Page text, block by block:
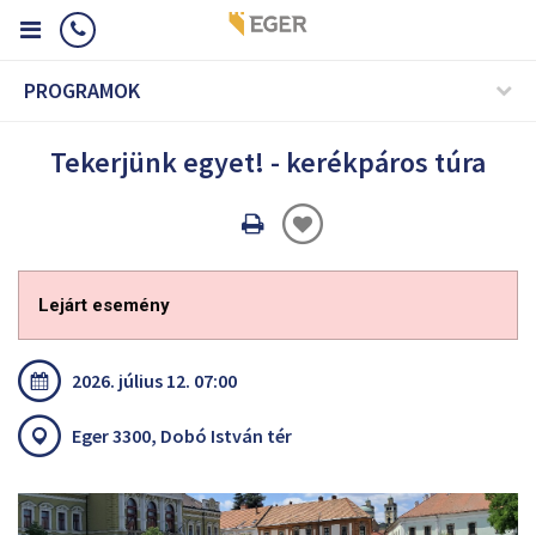
PROGRAMOK
Tekerjünk egyet! - kerékpáros túra
Oldal
Lejárt esemény
2026. július 12. 07:00
Eger 3300, Dobó István tér